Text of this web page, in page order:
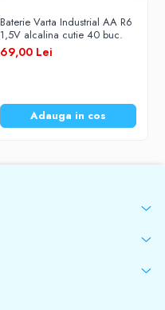
Baterie Varta Industrial AA R6
1,5V alcalina cutie 40 buc.
69,00 Lei
Adauga in cos